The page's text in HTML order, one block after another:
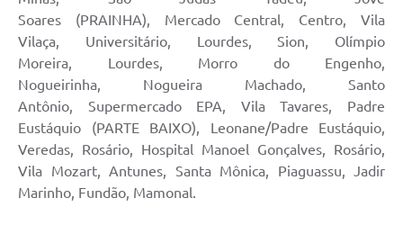
Soares (PRAINHA), Mercado Central, Centro, Vila
Vilaça, Universitário, Lourdes, Sion, Olímpio
Moreira, Lourdes, Morro do Engenho,
Nogueirinha, Nogueira Machado, Santo
Antônio, Supermercado EPA, Vila Tavares, Padre
Eustáquio (PARTE BAIXO), Leonane/Padre Eustáquio,
Veredas, Rosário, Hospital Manoel Gonçalves, Rosário,
Vila Mozart, Antunes, Santa Mônica, Piaguassu, Jadir
Marinho, Fundão, Mamonal.